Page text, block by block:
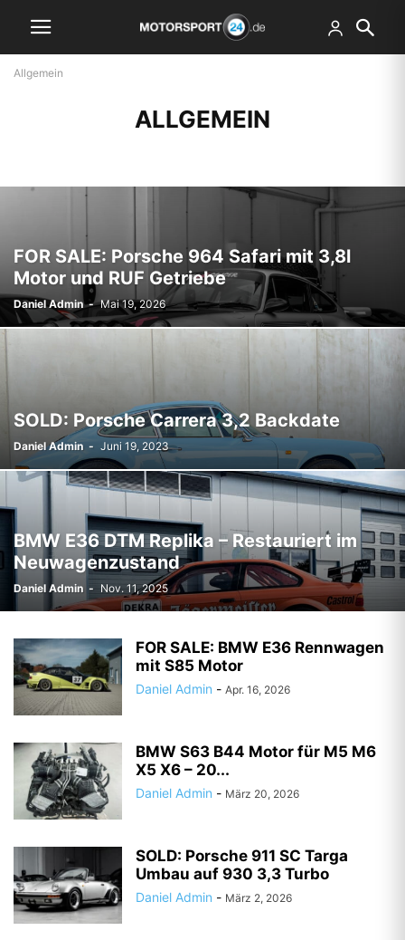
Allgemein
ALLGEMEIN
FOR SALE: Porsche 964 Safari mit 3,8l
Motor und RUF Getriebe
Daniel Admin - Mai 19, 2026
SOLD: Porsche Carrera 3,2 Backdate
Daniel Admin - Juni 19, 2023
BMW E36 DTM Replika – Restauriert im
Neuwagenzustand
Daniel Admin - Nov. 11, 2025
FOR SALE: BMW E36 Rennwagen
mit S85 Motor
Daniel Admin - Apr. 16, 2026
BMW S63 B44 Motor für M5 M6
X5 X6 – 20...
Daniel Admin - März 20, 2026
SOLD: Porsche 911 SC Targa
Umbau auf 930 3,3 Turbo
Daniel Admin - März 2, 2026